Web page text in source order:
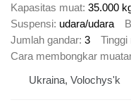
Kapasitas muat 35.000
Suspensi udara/udara
Jumlah gandar 3 Tinggi
Cara membongkar
Ukraina, Volochys'k